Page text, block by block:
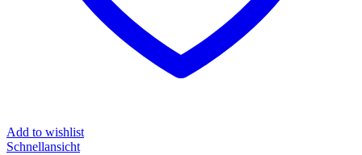
Add to wishlist
Schnellansicht